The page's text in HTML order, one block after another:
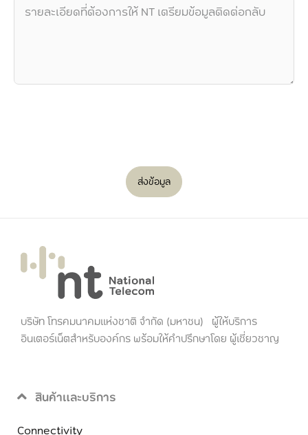
ส่งข้อมูล
บริษัท โทรคมนาคมแห่งชาติ จำกัด (มหาชน) ผู้ให้บริการ
อินเตอร์เน็ตสำหรับองค์กร พร้อมให้คำปรึกษาโดย ผู้เชี่ยวชาญ
สินค้าและบริการ
Connectivity